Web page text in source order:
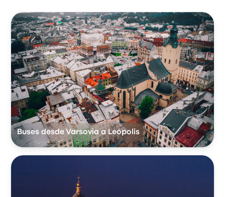
Buses desde Varsovia a Leópolis